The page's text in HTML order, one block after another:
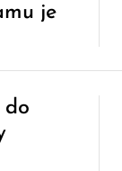
je
do